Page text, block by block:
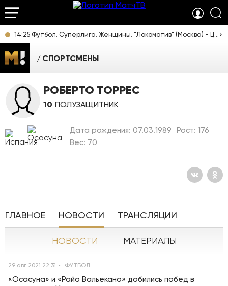
14:25 Футбол. Суперлига. Женщины. "Локомотив" (Москва) - ЦСКА. Прямая трансляция
СПОРТСМЕНЫ
РОБЕРТО ТОРРЕС
10 ПОЛУЗАЩИТНИК
Дата рождения: 07.03.1989
Рост: 176
Вес: 70
ГЛАВНОЕ НОВОСТИ ТРАНСЛЯЦИИ
НОВОСТИ МАТЕРИАЛЫ
29 авг 2021 22:31 ФУТБОЛ
«Осасуна» и «Райо Вальекано» добились побед в